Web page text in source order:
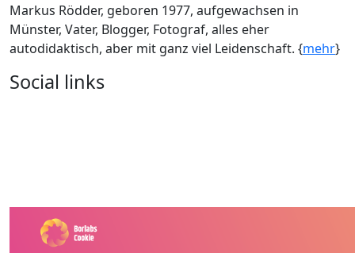
Markus Rödder, geboren 1977, aufgewachsen in
Münster, Vater, Blogger, Fotograf, alles eher
autodidaktisch, aber mit ganz viel Leidenschaft. {mehr}
Social links